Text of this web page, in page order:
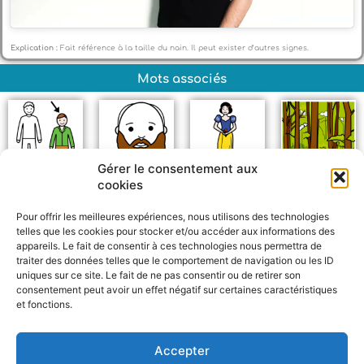
Gérer le consentement aux
cookies
Pour offrir les meilleures expériences, nous utilisons des technologies
telles que les cookies pour stocker et/ou accéder aux informations des
appareils. Le fait de consentir à ces technologies nous permettra de
traiter des données telles que le comportement de navigation ou les ID
uniques sur ce site. Le fait de ne pas consentir ou de retirer son
consentement peut avoir un effet négatif sur certaines caractéristiques
et fonctions.
Accepter
Explication : Fait référence à la taille du nain. Il peut exister d’autres signes.
Mots associés
Barbe
a
h
e
s
a